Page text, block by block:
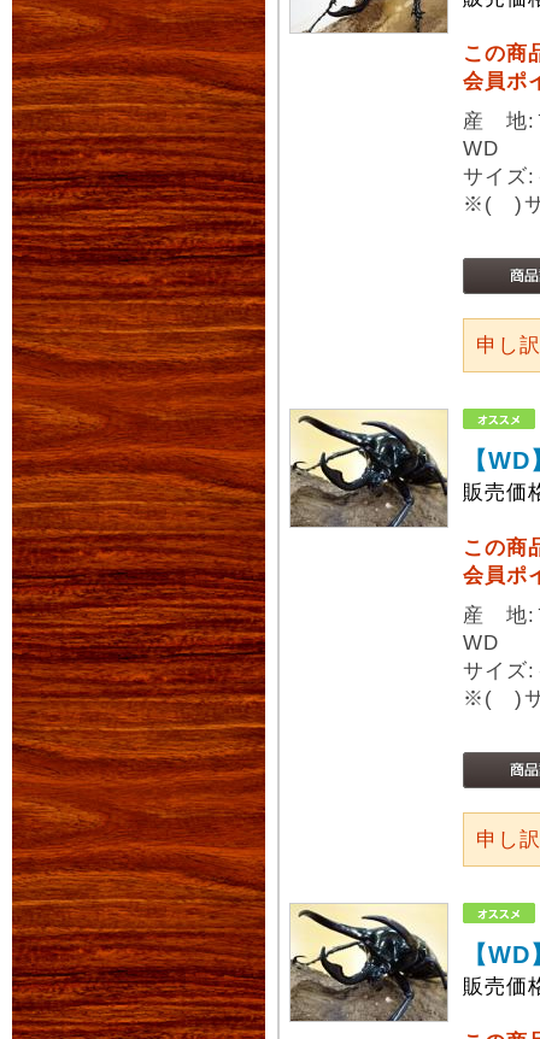
この商
会員ポ
産 地:
WD
サイ
※( )サ
申し
【
販売価
この商
会員ポ
産 地:
WD
サイズ
※( )サ
申し
【
販売価